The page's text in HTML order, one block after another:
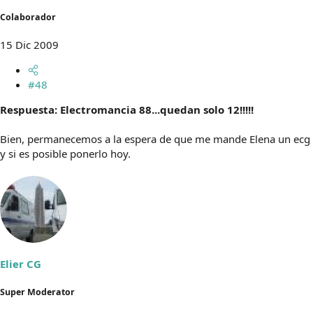
Colaborador
15 Dic 2009
#48
Respuesta: Electromancia 88...quedan solo 12!!!!!
Bien, permanecemos a la espera de que me mande Elena un ecg
y si es posible ponerlo hoy.
Elier CG
Super Moderator